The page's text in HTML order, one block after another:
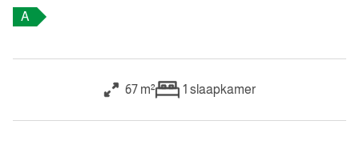
A
67 m² 1 slaapkamer